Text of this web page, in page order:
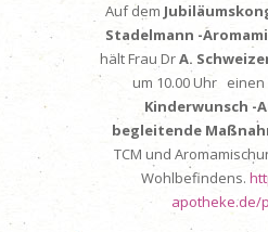
Auf dem
Stadelmann -
hält Frau DrA.
um 10.00 Uhr einen
Kinderwunsch -
begleitende
TCM und
Wohlbefindens.
apotheke.de/